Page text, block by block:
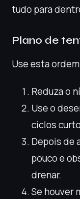
tudo para
Plano de
Use esta
Reduza o
Use o
ciclos
Depois de
pouco e
drenar.
Se houver